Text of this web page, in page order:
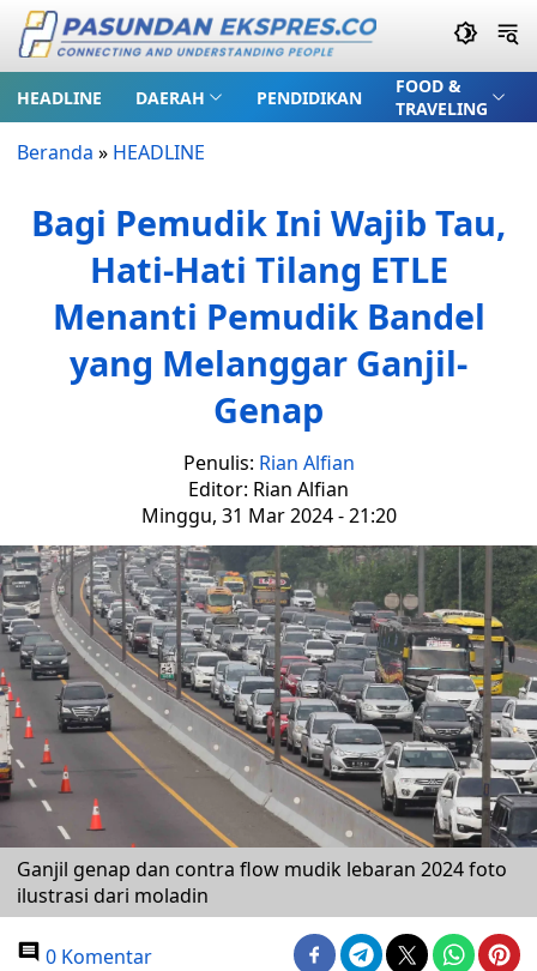
HEADLINE DAERAH PENDIDIKAN
FOOD &
TRAVELING
Beranda » HEADLINE
Bagi Pemudik Ini Wajib Tau,
Hati-Hati Tilang ETLE
Menanti Pemudik Bandel
yang Melanggar Ganjil-
Genap
Penulis: Rian Alfian
Editor: Rian Alfian
Minggu, 31 Mar 2024 - 21:20
Ganjil genap dan contra flow mudik lebaran 2024 foto
ilustrasi dari moladin
0 Komentar